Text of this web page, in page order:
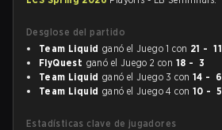
Desglose del partido
Team Liquid ganó el Juego 1 con 21 - 11
FlyQuest ganó el Juego 2 con 18 - 3
Team Liquid ganó el Juego 3 con 14 - 6
Team Liquid ganó el Juego 4 con 10 - 5
Estadísticas clave de jugadores